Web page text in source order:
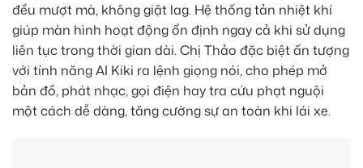
đều mượt mà, không giật lag. Hệ thống tản nhiệt khí
giúp màn hình hoạt động ổn định ngay cả khi sử dụng
liên tục trong thời gian dài. Chị Thảo đặc biệt ấn tượng
với tính năng AI Kiki ra lệnh giọng nói, cho phép mở
bản đồ, phát nhạc, gọi điện hay tra cứu phạt nguội
một cách dễ dàng, tăng cường sự an toàn khi lái xe.